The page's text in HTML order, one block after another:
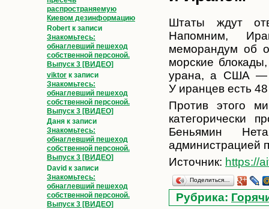
распространяемую
Киевом дезинформацию
Robert к записи
Знакомьтесь:
обнаглевший пешеход
собственной персоной.
Выпуск 3 [ВИДЕО]
viktor к записи
Знакомьтесь:
обнаглевший пешеход
собственной персоной.
Выпуск 3 [ВИДЕО]
Даня к записи
Знакомьтесь:
обнаглевший пешеход
собственной персоной.
Выпуск 3 [ВИДЕО]
David к записи
Знакомьтесь:
обнаглевший пешеход
собственной персоной.
Выпуск 3 [ВИДЕО]
Штаты ждут
Напомним,
меморандум об
морские
урана, а США —
У иранцев есть
Против этого
категорически
Беньямин
администрацией
Источник: https://
Поделиться…
Рубрика: